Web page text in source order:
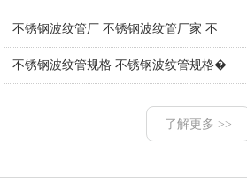
不锈钢波纹管厂 不锈钢波纹管厂家 不
不锈钢波纹管规格 不锈钢波纹管规格�
了解更多 >>